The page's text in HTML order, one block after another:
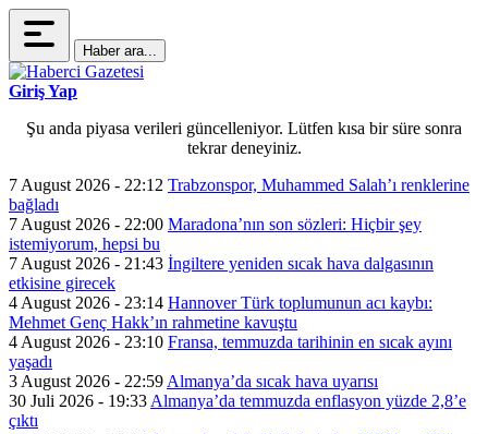
Haber ara...
Giriş Yap
Şu anda piyasa verileri güncelleniyor. Lütfen kısa bir süre sonra
tekrar deneyiniz.
7 August 2026 - 22:12 Trabzonspor, Muhammed Salah’ı renklerine
bağladı
7 August 2026 - 22:00 Maradona’nın son sözleri: Hiçbir şey
istemiyorum, hepsi bu
7 August 2026 - 21:43 İngiltere yeniden sıcak hava dalgasının
etkisine girecek
4 August 2026 - 23:14 Hannover Türk toplumunun acı kaybı:
Mehmet Genç Hakk’ın rahmetine kavuştu
4 August 2026 - 23:10 Fransa, temmuzda tarihinin en sıcak ayını
yaşadı
3 August 2026 - 22:59 Almanya’da sıcak hava uyarısı
30 Juli 2026 - 19:33 Almanya’da temmuzda enflasyon yüzde 2,8’e
çıktı